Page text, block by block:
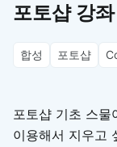
포토샵 강
합성 포토샵
포토샵 기초 스물
이용해서 지우고